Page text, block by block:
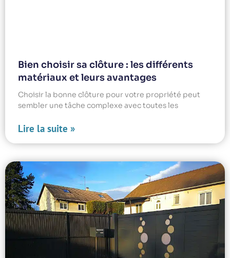
Bien choisir sa clôture : les différents
matériaux et leurs avantages
Choisir la bonne clôture pour votre propriété peut
sembler une tâche complexe avec toutes les
Lire la suite »